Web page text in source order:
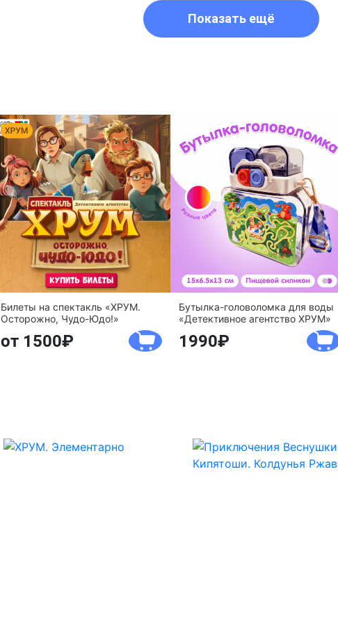
Показать ещё
Билеты на спектакль «ХРУМ.
Осторожно, Чудо-Юдо!»
от 1500
Бутылка-головоломка для воды
«Детективное агентство ХРУМ»
1990